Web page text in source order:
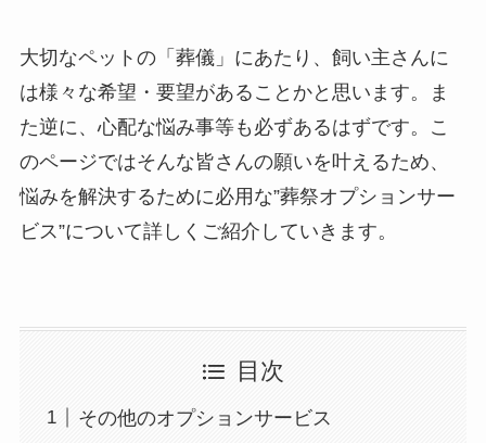
大切なペットの「葬儀」にあたり、飼い主さんに
は様々な希望・要望があることかと思います。ま
た逆に、心配な悩み事等も必ずあるはずです。こ
のページではそんな皆さんの願いを叶えるため、
悩みを解決するために必用な”葬祭オプションサー
ビス”について詳しくご紹介していきます。
目次
その他のオプションサービス